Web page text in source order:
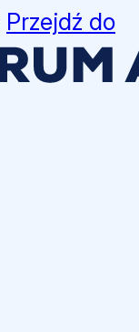
Przejdź do